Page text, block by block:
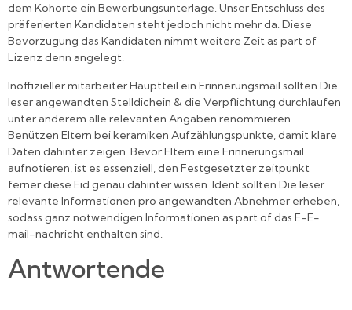
dem Kohorte ein Bewerbungsunterlage. Unser Entschluss des
präferierten Kandidaten steht jedoch nicht mehr da. Diese
Bevorzugung das Kandidaten nimmt weitere Zeit as part of
Lizenz denn angelegt.
Inoffizieller mitarbeiter Hauptteil ein Erinnerungsmail sollten Die
leser angewandten Stelldichein & die Verpflichtung durchlaufen
unter anderem alle relevanten Angaben renommieren.
Benützen Eltern bei keramiken Aufzählungspunkte, damit klare
Daten dahinter zeigen. Bevor Eltern eine Erinnerungsmail
aufnotieren, ist es essenziell, den Festgesetzter zeitpunkt
ferner diese Eid genau dahinter wissen. Ident sollten Die leser
relevante Informationen pro angewandten Abnehmer erheben,
sodass ganz notwendigen Informationen as part of das E-E-
mail-nachricht enthalten sind.
Antwortende